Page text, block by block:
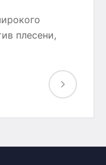
плесени,